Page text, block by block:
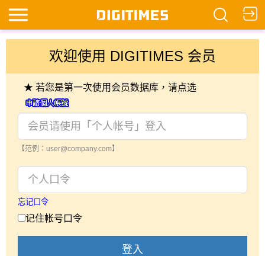
欢迎使用 DIGITIMES 会员
★ 若您是第一次使用会员数据库，请点选
【范例：user@company.com】
忘记口令
记住帐号口令
登入